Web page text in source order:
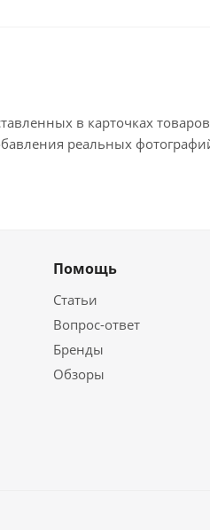
в карточках
реальных
Помощь
Статьи
Вопрос-ответ
Бренды
Обзоры